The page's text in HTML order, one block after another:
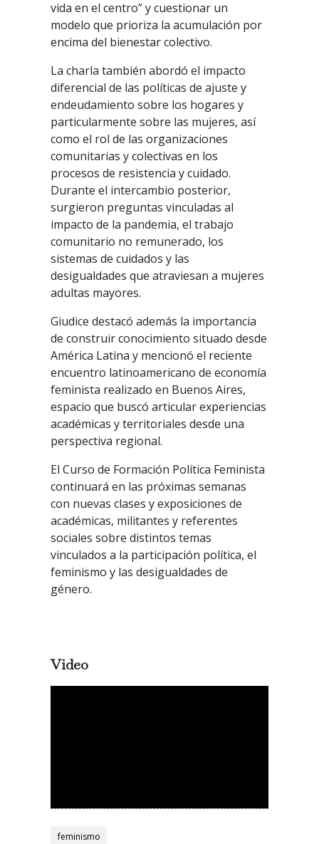
vida en el centro” y cuestionar un
modelo que prioriza la acumulación por
encima del bienestar colectivo.
La charla también abordó el impacto
diferencial de las políticas de ajuste y
endeudamiento sobre los hogares y
particularmente sobre las mujeres, así
como el rol de las organizaciones
comunitarias y colectivas en los
procesos de resistencia y cuidado.
Durante el intercambio posterior,
surgieron preguntas vinculadas al
impacto de la pandemia, el trabajo
comunitario no remunerado, los
sistemas de cuidados y las
desigualdades que atraviesan a mujeres
adultas mayores.
Giudice destacó además la importancia
de construir conocimiento situado desde
América Latina y mencionó el reciente
encuentro latinoamericano de economía
feminista realizado en Buenos Aires,
espacio que buscó articular experiencias
académicas y territoriales desde una
perspectiva regional.
El Curso de Formación Política Feminista
continuará en las próximas semanas
con nuevas clases y exposiciones de
académicas, militantes y referentes
sociales sobre distintos temas
vinculados a la participación política, el
feminismo y las desigualdades de
género.
Video
feminismo